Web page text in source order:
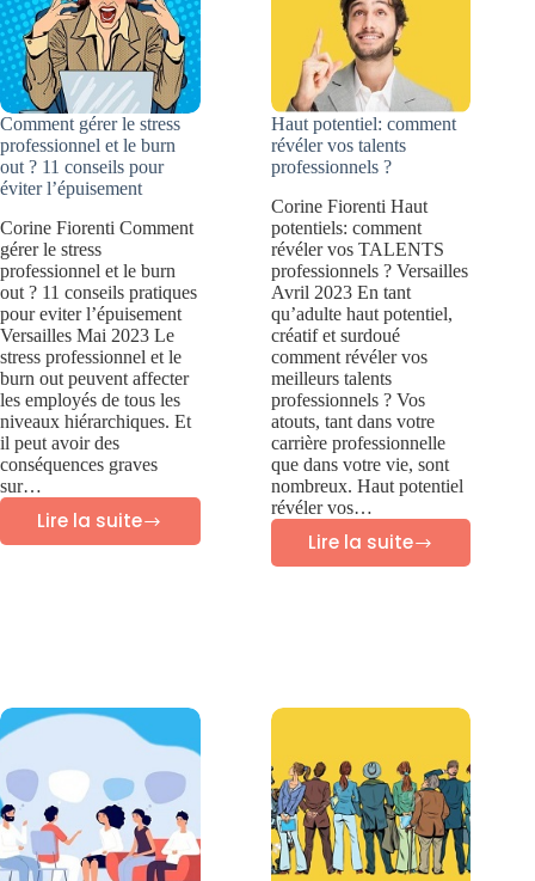
Comment gérer le stress
professionnel et le burn
out ? 11 conseils pour
éviter l’épuisement
Corine Fiorenti Comment
gérer le stress
professionnel et le burn
out ? 11 conseils pratiques
pour eviter l’épuisement
Versailles Mai 2023 Le
stress professionnel et le
burn out peuvent affecter
les employés de tous les
niveaux hiérarchiques. Et
il peut avoir des
conséquences graves
sur…
Lire la suite
et
burn
out
?
Haut potentiel: comment
révéler vos talents
professionnels ?
Corine Fiorenti Haut
potentiels: comment
révéler vos TALENTS
professionnels ? Versailles
Avril 2023 En tant
qu’adulte haut potentiel,
créatif et surdoué
comment révéler vos
meilleurs talents
professionnels ? Vos
atouts, tant dans votre
carrière professionnelle
que dans votre vie, sont
nombreux. Haut potentiel
révéler vos…
Lire la suite
vos
professionnels
?